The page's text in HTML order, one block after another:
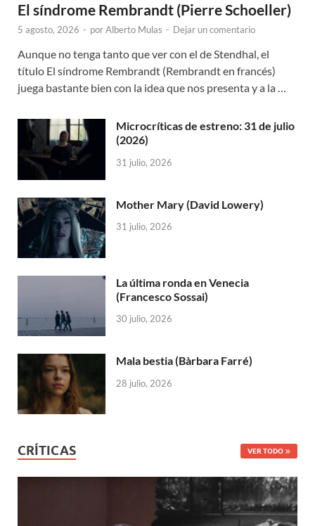
El síndrome Rembrandt (Pierre Schoeller)
5 agosto, 2026 - porAlberto Mulas - Dejar un comentario
Aunque no tenga tanto que ver con el de Stendhal, el
título El síndrome Rembrandt (Rembrandt en francés)
juega bastante bien con la idea que nos presenta y a la …
Microcríticas de estreno: 31 de julio
(2026)
31 julio, 2026
Mother Mary (David Lowery)
31 julio, 2026
La última ronda en Venecia
(Francesco Sossai)
30 julio, 2026
Mala bestia (Bàrbara Farré)
28 julio, 2026
CRÍTICAS VER TODO